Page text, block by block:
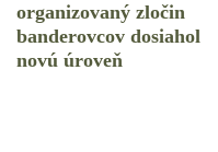
organizovaný zločin
banderovcov dosiahol
novú úroveň